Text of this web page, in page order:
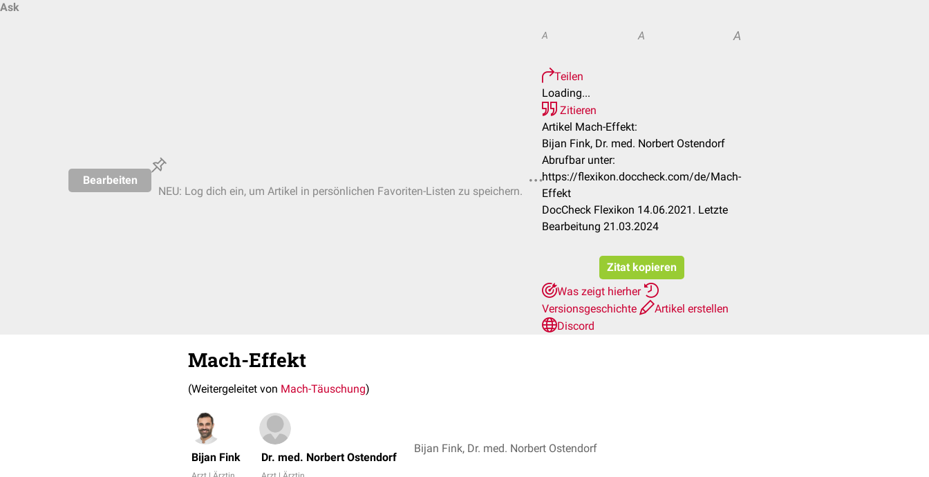
Ask
Bearbeiten
NEU: Log dich ein, um Artikel in persönlichen Favoriten-Listen zu speichern.
A A A
Teilen
Loading...
Zitieren
Artikel Mach-Effekt:
Bijan Fink, Dr. med. Norbert Ostendorf
Abrufbar unter:
https://flexikon.doccheck.com/de/Mach-
Effekt
DocCheck Flexikon 14.06.2021. Letzte
Bearbeitung 21.03.2024
Zitat kopieren
Was zeigt hierher
Versionsgeschichte
Artikel erstellen
Discord
Mach-Effekt
(Weitergeleitet von Mach-Täuschung)
Bijan Fink Dr. med. Norbert Ostendorf
Bijan Fink, Dr. med. Norbert Ostendorf